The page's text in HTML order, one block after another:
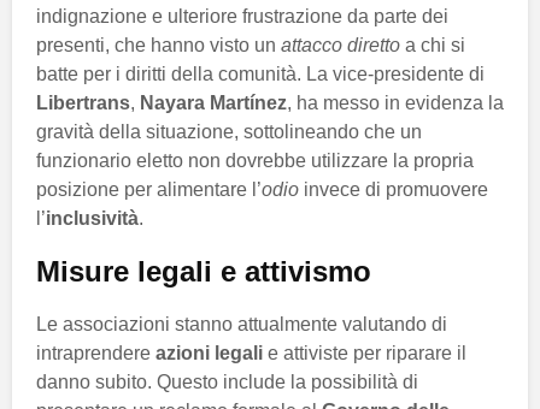
indignazione e ulteriore frustrazione da parte dei
presenti, che hanno visto un attacco diretto a chi si
batte per i diritti della comunità. La vice-presidente di
Libertrans, Nayara Martínez, ha messo in evidenza la
gravità della situazione, sottolineando che un
funzionario eletto non dovrebbe utilizzare la propria
posizione per alimentare l’odio invece di promuovere
l’inclusività.
Misure legali e attivismo
Le associazioni stanno attualmente valutando di
intraprendere azioni legali e attiviste per riparare il
danno subito. Questo include la possibilità di